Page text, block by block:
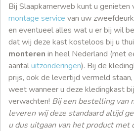
Bij Slaapkamerweb kunt u genieten
montage service van uw
en eventueel alles wat u er bij wil
dat wij deze kast kosteloos bij u
monteren in heel Nederland (met
aantaluitzonderingen). Bij de
prijs, ook de levertijd vermeld
weet wanneer u deze kledingkast
verwachten! Bij een bestelling van
leveren wij deze standaard altijd
u dus uitgaan van het product met